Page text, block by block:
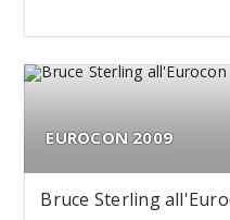
EUROCON 2009
Bruce Sterling